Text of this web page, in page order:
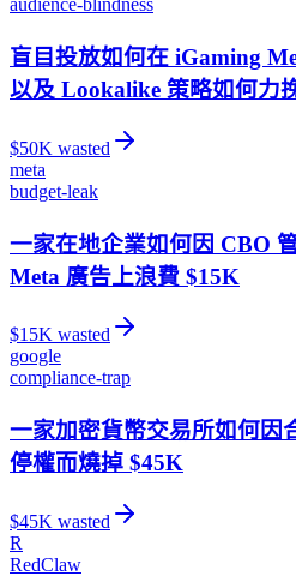
audience-blindness
盲目投放如何在 iGaming
以及 Lookalike 策略如何力
$50K wasted
meta
budget-leak
一家在地企業如何因 CBO
Meta 廣告上浪費 $15K
$15K wasted
google
compliance-trap
一家加密貨幣交易所如何因
停權而燒掉 $45K
$45K wasted
R
RedClaw